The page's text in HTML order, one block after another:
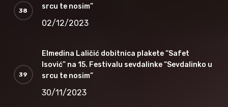
srcu te nosim”
02/12/2023
Elmedina Laličić dobitnica plakete “Safet
Isović” na 15. Festivalu sevdalinke “Sevdalinko u
srcu te nosim”
30/11/2023